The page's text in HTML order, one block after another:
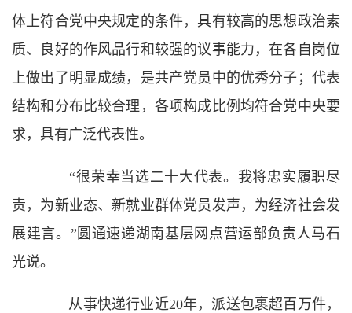
体上符合党中央规定的条件，具有较高的思想政治素
质、良好的作风品行和较强的议事能力，在各自岗位
上做出了明显成绩，是共产党员中的优秀分子；代表
结构和分布比较合理，各项构成比例均符合党中央要
求，具有广泛代表性。
“很荣幸当选二十大代表。我将忠实履职尽
责，为新业态、新就业群体党员发声，为经济社会发
展建言。”圆通速递湖南基层网点营运部负责人马石
光说。
从事快递行业近20年，派送包裹超百万件，